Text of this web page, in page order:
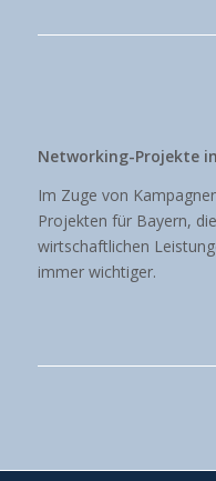
Networking-Projekte
Im Zuge von
Projekten für Bayern,
wirtschaftlichen
immer wichtiger.